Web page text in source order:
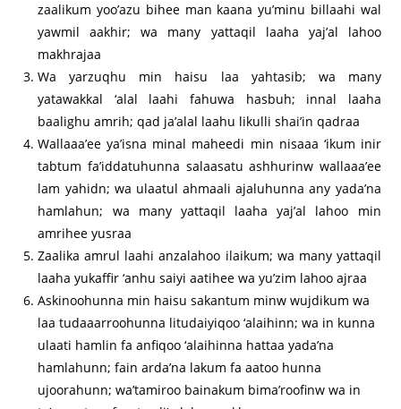
zaalikum yoo’azu bihee man kaana yu’minu billaahi wal
yawmil aakhir; wa many yattaqil laaha yaj’al lahoo
makhrajaa
Wa yarzuqhu min haisu laa yahtasib; wa many
yatawakkal ‘alal laahi fahuwa hasbuh; innal laaha
baalighu amrih; qad ja’alal laahu likulli shai’in qadraa
Wallaaa’ee ya’isna minal maheedi min nisaaa ‘ikum inir
tabtum fa’iddatuhunna salaasatu ashhurinw wallaaa’ee
lam yahidn; wa ulaatul ahmaali ajaluhunna any yada’na
hamlahun; wa many yattaqil laaha yaj’al lahoo min
amrihee yusraa
Zaalika amrul laahi anzalahoo ilaikum; wa many yattaqil
laaha yukaffir ‘anhu saiyi aatihee wa yu’zim lahoo ajraa
Askinoohunna min haisu sakantum minw wujdikum wa
laa tudaaarroohunna litudaiyiqoo ‘alaihinn; wa in kunna
ulaati hamlin fa anfiqoo ‘alaihinna hattaa yada’na
hamlahunn; fain arda’na lakum fa aatoo hunna
ujoorahunn; wa’tamiroo bainakum bima’roofinw wa in